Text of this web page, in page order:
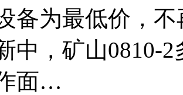
备为最低价，
中，矿山0810-
面…